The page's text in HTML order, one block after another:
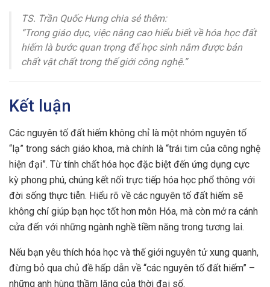
TS. Trần Quốc Hưng chia sẻ thêm:
“Trong giáo dục, việc nâng cao hiểu biết về hóa học đất
hiếm là bước quan trọng để học sinh nắm được bản
chất vật chất trong thế giới công nghệ.”
Kết luận
Các nguyên tố đất hiếm không chỉ là một nhóm nguyên tố
“lạ” trong sách giáo khoa, mà chính là “trái tim của công nghệ
hiện đại”. Từ tính chất hóa học đặc biệt đến ứng dụng cực
kỳ phong phú, chúng kết nối trực tiếp hóa học phổ thông với
đời sống thực tiễn. Hiểu rõ về các nguyên tố đất hiếm sẽ
không chỉ giúp bạn học tốt hơn môn Hóa, mà còn mở ra cánh
cửa đến với những ngành nghề tiềm năng trong tương lai.
Nếu bạn yêu thích hóa học và thế giới nguyên tử xung quanh,
đừng bỏ qua chủ đề hấp dẫn về “các nguyên tố đất hiếm” –
những anh hùng thầm lặng của thời đại số.